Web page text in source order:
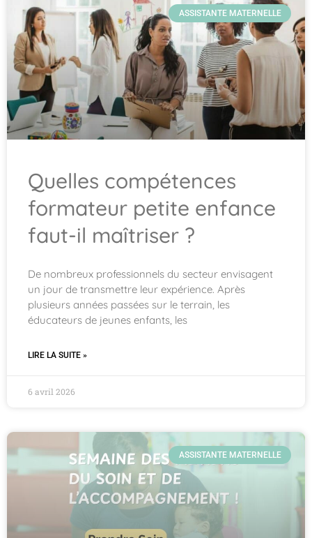
ASSISTANTE MATERNELLE
Quelles compétences
formateur petite enfance
faut-il maîtriser ?
De nombreux professionnels du secteur envisagent
un jour de transmettre leur expérience. Après
plusieurs années passées sur le terrain, les
éducateurs de jeunes enfants, les
LIRE LA SUITE »
6 avril 2026
ASSISTANTE MATERNELLE